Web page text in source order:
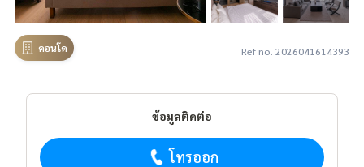
คอนโด Ref no. 2026041614393
ข้อมูลติดต่อ
โทรออก